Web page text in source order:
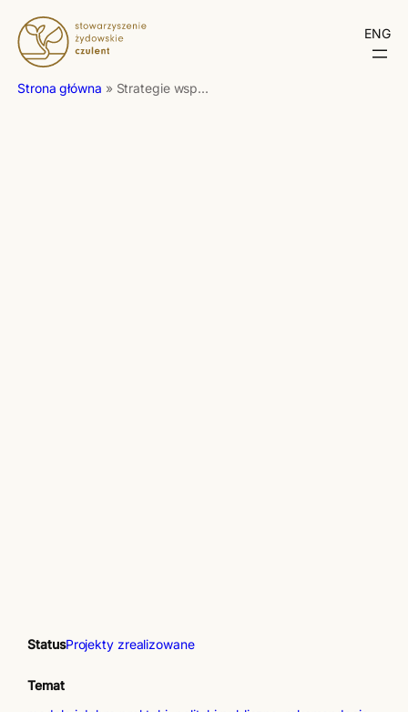
ENG
Strona główna » Strategie współpracy i włączania osób narażonych na dyskryminację i wykluczenie
StatusProjekty zrealizowane
Temat